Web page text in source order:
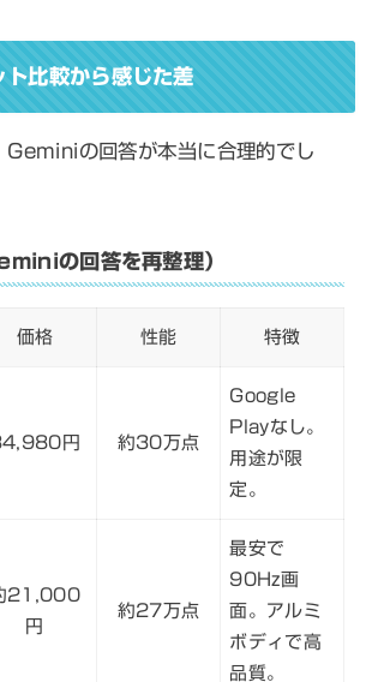
ト比較から感じた差
Geminiの回答が本当に合理的でし
の回答を再整理）
価格 性能 特徴
円 約30万点
Google
Playなし。
用途が限
定。
21,000
円
約27万点
最安で
90Hz画
面。アルミ
ボディで高
品質。